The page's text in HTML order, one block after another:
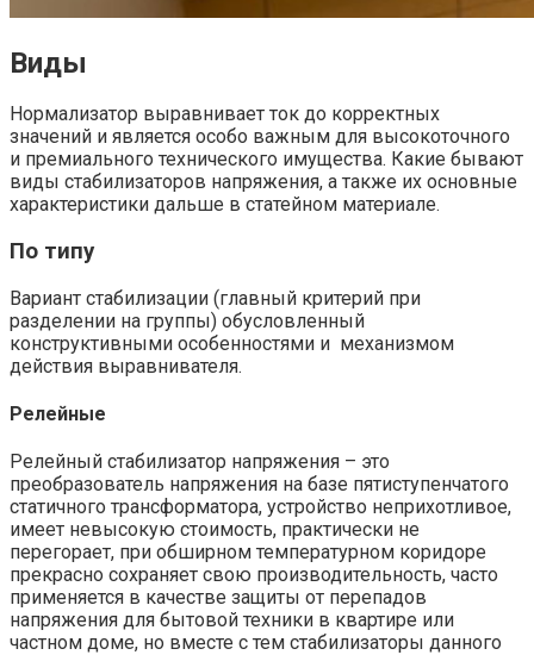
Виды
Нормализатор выравнивает ток до корректных
значений и является особо важным для высокоточного
и премиального технического имущества. Какие бывают
виды стабилизаторов напряжения, а также их основные
характеристики дальше в статейном материале.
По типу
Вариант стабилизации (главный критерий при
разделении на группы) обусловленный
конструктивными особенностями и механизмом
действия выравнивателя.
Релейные
Релейный стабилизатор напряжения – это
преобразователь напряжения на базе пятиступенчатого
статичного трансформатора, устройство неприхотливое,
имеет невысокую стоимость, практически не
перегорает, при обширном температурном коридоре
прекрасно сохраняет свою производительность, часто
применяется в качестве защиты от перепадов
напряжения для бытовой техники в квартире или
частном доме, но вместе с тем стабилизаторы данного